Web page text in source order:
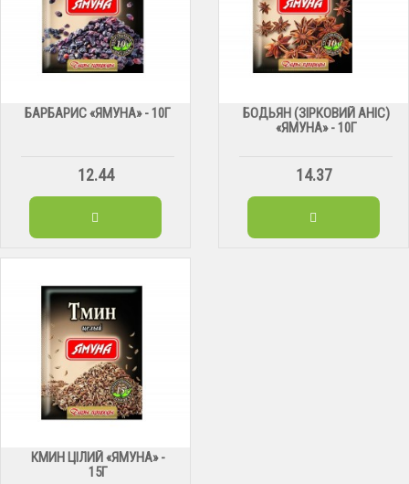
БАРБАРИС «ЯМУНА» - 10Г
12.44
БОДЬЯН (ЗІРКОВИЙ АНІС)
«ЯМУНА» - 10Г
14.37
КМИН ЦІЛИЙ «ЯМУНА» -
15Г